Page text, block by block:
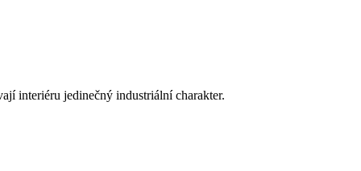
interiéru jedinečný industriální charakter.